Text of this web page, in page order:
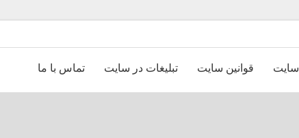
سایت قوانین سایت تبلیغات در سایت تماس با ما